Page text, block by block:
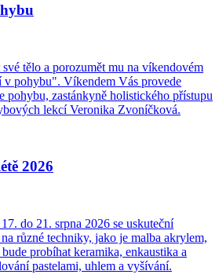
tělo a porozumět mu na víkendovém
v pohybu". Víkendem Vás provede
pohybu, zastánkyně holistického přístupu
lekcí Veronika Zvoníčková.
2026
do 21. srpna 2026 se uskuteční
různé techniky, jako je malba akrylem,
probíhat keramika, enkaustika a
pastelami, uhlem a vyšívání.